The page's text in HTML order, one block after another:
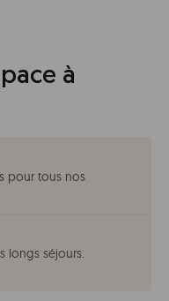
à
pour tous nos
longs séjours.